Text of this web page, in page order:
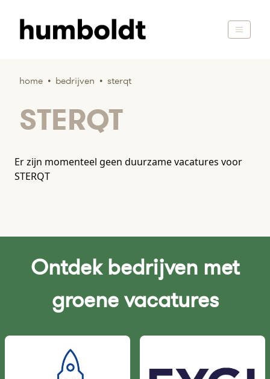
home • bedrijven • sterqt
STERQT
Er zijn momenteel geen duurzame vacatures voor
STERQT
Ontdek bedrijven met
groene vacatures